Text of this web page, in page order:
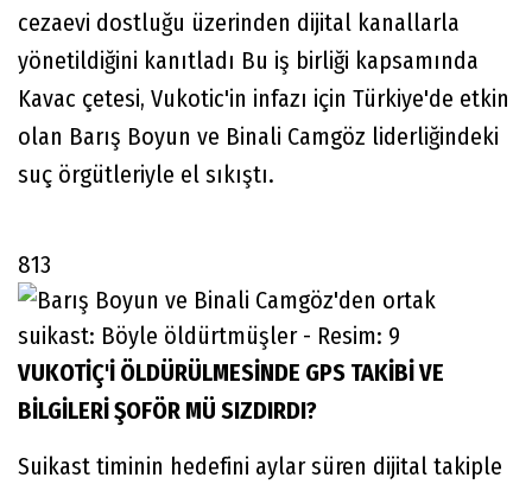
cezaevi dostluğu üzerinden dijital kanallarla
yönetildiğini kanıtladı Bu iş birliği kapsamında
Kavac çetesi, Vukotic'in infazı için Türkiye'de etkin
olan Barış Boyun ve Binali Camgöz liderliğindeki
suç örgütleriyle el sıkıştı.
813
VUKOTİÇ'İ ÖLDÜRÜLMESİNDE GPS TAKİBİ VE
BİLGİLERİ ŞOFÖR MÜ SIZDIRDI?
Suikast timinin hedefini aylar süren dijital takiple